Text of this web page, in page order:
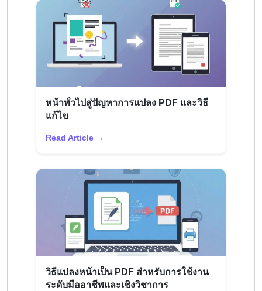
หน้าทั่วไปสู่ปัญหาการแปลง PDF และวิธี
แก้ไข
Read Article →
วิธีแปลงหน้าเป็น PDF สำหรับการใช้งาน
ระดับมืออาชีพและเชิงวิชาการ